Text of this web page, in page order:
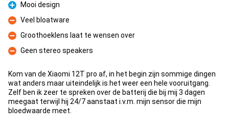
Pro
Mooi design
Con
Veel bloatware
Con
Groothoeklens laat te wensen over
Con
Geen stereo speakers
Kom van de Xiaomi 12T pro af, in het begin zijn sommige dingen
wat anders maar uiteindelijk is het weer een hele vooruitgang.
Zelf ben ik zeer te spreken over de batterij die bij mij 3 dagen
meegaat terwijl hij 24/7 aanstaat i.v.m. mijn sensor die mijn
bloedwaarde meet.